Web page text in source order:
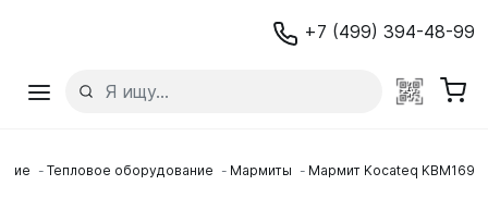
+7 (499) 394-48-99
Тепловое оборудование Мармиты Мармит Kocateq KBM169